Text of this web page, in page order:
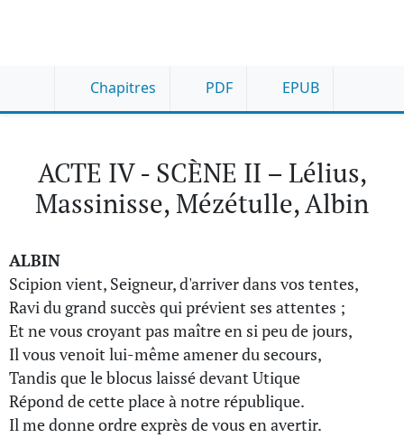
Chapitres PDF EPUB
ACTE IV - SCÈNE II – Lélius,
Massinisse, Mézétulle, Albin
ALBIN
Scipion vient, Seigneur, d'arriver dans vos tentes,
Ravi du grand succès qui prévient ses attentes ;
Et ne vous croyant pas maître en si peu de jours,
Il vous venoit lui-même amener du secours,
Tandis que le blocus laissé devant Utique
Répond de cette place à notre république.
Il me donne ordre exprès de vous en avertir.